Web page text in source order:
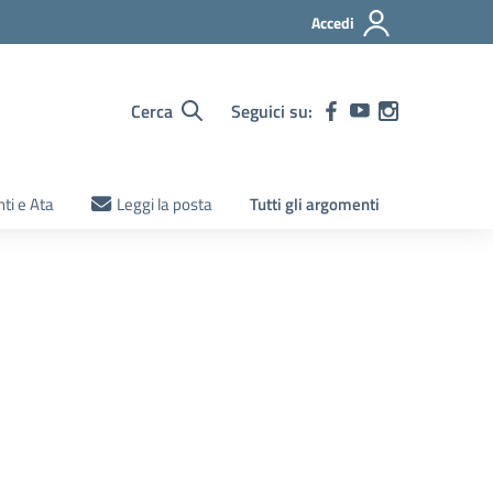
Accedi
Cerca Seguici su:
e Ata Leggi la posta Tutti gli argomenti